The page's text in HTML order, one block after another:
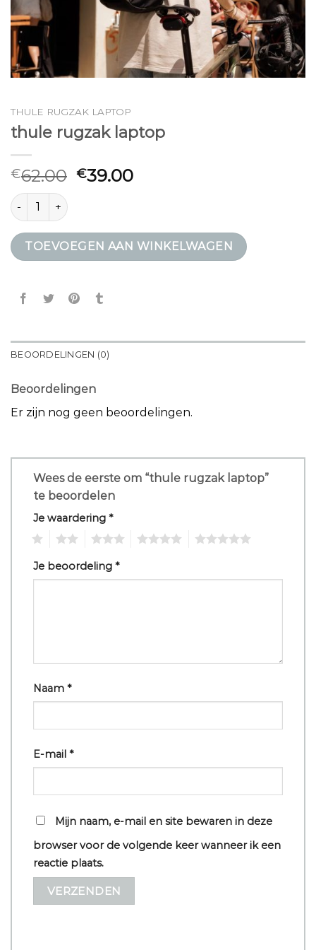
THULE RUGZAK LAPTOP
thule rugzak laptop
€62.00 €39.00
thule rugzak laptop aantal
TOEVOEGEN AAN WINKELWAGEN
BEOORDELINGEN (0)
Beoordelingen
Er zijn nog geen beoordelingen.
Wees de eerste om “thule rugzak laptop”
te beoordelen
Je waardering *
Je beoordeling *
Naam *
E-mail *
Mijn naam, e-mail en site bewaren in deze
browser voor de volgende keer wanneer ik een
reactie plaats.